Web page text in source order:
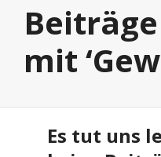
mit
Es tut uns